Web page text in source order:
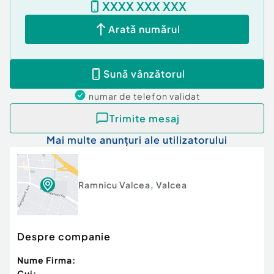
Va stam la dispozitie pentru detalii si vizionare!
Aceasta oferta este gestionata ca reprezentare
exclusiva la vanzare de catre Imo Office Marius
Statescu si este deschisa spre colaborare catre
toate celelalte agentii imobiliare.
Confort:
Tip imobil: Casă/Vilă
Număr Băi:3
Comision cumpărător:
Posibilitate parcare: Da
Nr. locuri parcare:
XXXX XXX XXX
Arată numărul
Sună vânzătorul
numar de telefon validat
Trimite mesaj
Mai multe anunțuri ale utilizatorului
Ramnicu Valcea, Valcea
Despre companie
Nume Firma: